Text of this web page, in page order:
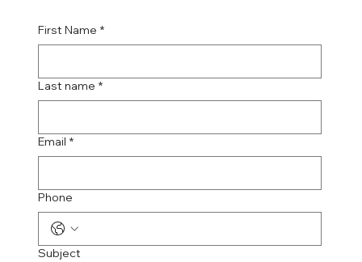
First Name *
Last name *
Email *
Phone
Subject